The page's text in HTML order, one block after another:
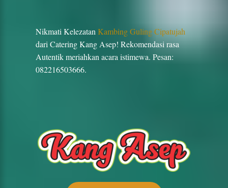
Nikmati Kelezatan Kambing Guling Cipatujah
dari Catering Kang Asep! Rekomendasi rasa
Autentik meriahkan acara istimewa. Pesan:
082216503666.